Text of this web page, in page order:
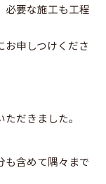
必要な施工も工程
申しつけくださ
だきました。
も含めて隅々まで